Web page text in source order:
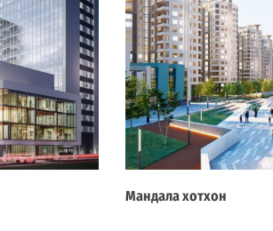
Мандала хотхон